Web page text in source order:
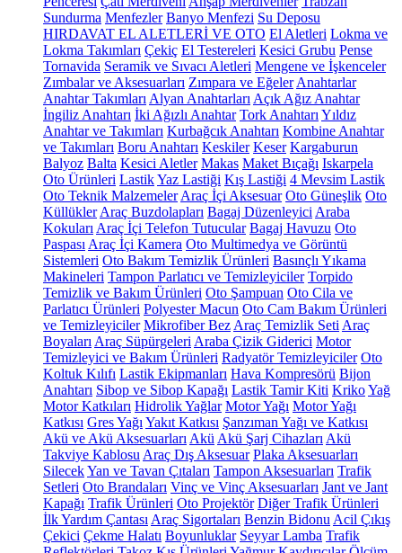
Sundurma Menfezler Banyo Menfezi Su Deposu
HIRDAVAT EL ALETLERİ VE OTO El Aletleri Lokma ve
Lokma Takımları Çekiç El Testereleri Kesici Grubu Pense
Tornavida Seramik ve Sıvacı Aletleri Mengene ve İşkenceler
Zımbalar ve Aksesuarları Zımpara ve Eğeler Anahtarlar
Anahtar Takımları Alyan Anahtarları Açık Ağız Anahtar
İngiliz Anahtarı İki Ağızlı Anahtar Tork Anahtarı Yıldız
Anahtar ve Takımları Kurbağcık Anahtarı Kombine Anahtar
ve Takımları Boru Anahtarı Keskiler Keser Kargaburun
Balyoz Balta Kesici Aletler Makas Maket Bıçağı Iskarpela
Oto Ürünleri LastikYaz Lastiği Kış Lastiği 4 Mevsim Lastik
Oto Teknik Malzemeler Araç İçi Aksesuar Oto Güneşlik Oto
Küllükler Araç Buzdolapları Bagaj Düzenleyici Araba
Kokuları Araç İçi Telefon Tutucular Bagaj Havuzu Oto
Paspası Araç İçi Kamera Oto Multimedya ve Görüntü
Sistemleri Oto Bakım Temizlik Ürünleri Basınçlı Yıkama
Makineleri Tampon Parlatıcı ve Temizleyiciler Torpido
Temizlik ve Bakım Ürünleri Oto Şampuan Oto Cila ve
Parlatıcı Ürünleri Polyester Macun Oto Cam Bakım Ürünleri
ve Temizleyiciler Mikrofiber Bez Araç Temizlik Seti Araç
Boyaları Araç Süpürgeleri Araba Çizik Giderici Motor
Temizleyici ve Bakım Ürünleri Radyatör Temizleyiciler Oto
Koltuk Kılıfı Lastik Ekipmanları Hava Kompresörü Bijon
Anahtarı Sibop ve Sibop Kapağı Lastik Tamir Kiti KrikoYağ
Motor Katkıları Hidrolik Yağlar Motor Yağı Motor Yağı
Katkısı Gres Yağı Yakıt Katkısı Şanzıman Yağı ve Katkısı
Akü ve Akü Aksesuarları Akü Akü Şarj Cihazları Akü
Takviye Kablosu Araç Dış Aksesuar Plaka Aksesuarları
SilecekYan ve Tavan Çıtaları Tampon Aksesuarları Trafik
Setleri Oto Brandaları Vinç ve Vinç Aksesuarları Jant ve Jant
Kapağı Trafik Ürünleri Oto Projektör Diğer Trafik Ürünleri
İlk Yardım Çantası Araç Sigortaları Benzin Bidonu Acil Çıkış
Çekici Çekme Halatı Boyunluklar Seyyar Lamba Trafik